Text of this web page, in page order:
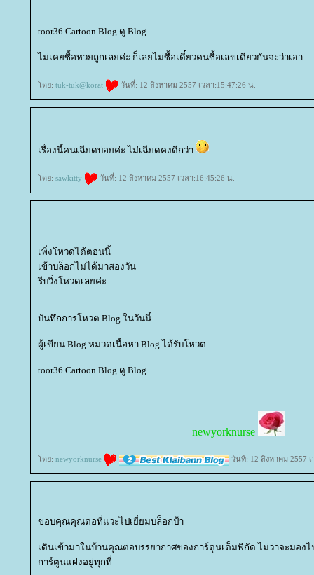
toor36 Cartoon Blog ดู Blog
ไม่เคยซื้อหวยถูกเลยค่ะ ก็เลยไม่ซื้อเดี๋ยวคนซื้อเลขเดียวกันจะว่าเอา
ดย: tuk-tuk@korat วันที่: 12 สิงหาคม 2557 เวลา:15:47:26 น.
เรื่องนี้คนเฉียดบ่อยค่ะ ไม่เฉียดคงดีกว่า
ดย: sawkitty วันที่: 12 สิงหาคม 2557 เวลา:16:45:26 น.
เพิ่งโหวดได้ตอนนี้
เข้าบล็อกไม่ได้มาสองวัน
รีบวิ่งโหวดเลยค่ะ
บันทึกการโหวต Blog ในวันนี้
ผู้เขียน Blog หมวดเนื้อหา Blog ได้รับโหวต
toor36 Cartoon Blog ดู Blog
newyorknurse
ดย: newyorknurse วันที่: 12 สิงหาคม 2557
ขอบคุณคุณต่อที่แวะไปเยี่ยมบล็อกป้า
เดินเข้ามาในบ้านคุณต่อบรรยากาศของการ์ตูนเต็มพิกัด ไม่ว่าจะมอง
การ์ตูนแฝงอยู่ทุกที่